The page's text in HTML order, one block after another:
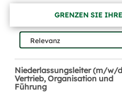
GRENZEN SIE
Niederlassungsleiter (m/w/
Vertrieb, Organisation und
Führung